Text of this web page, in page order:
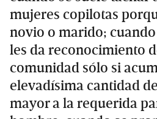
mujeres copilotas
novio o marido;
les da reconocimiento
comunidad sólo si
elevadísima cantidad
mayor a la requerida